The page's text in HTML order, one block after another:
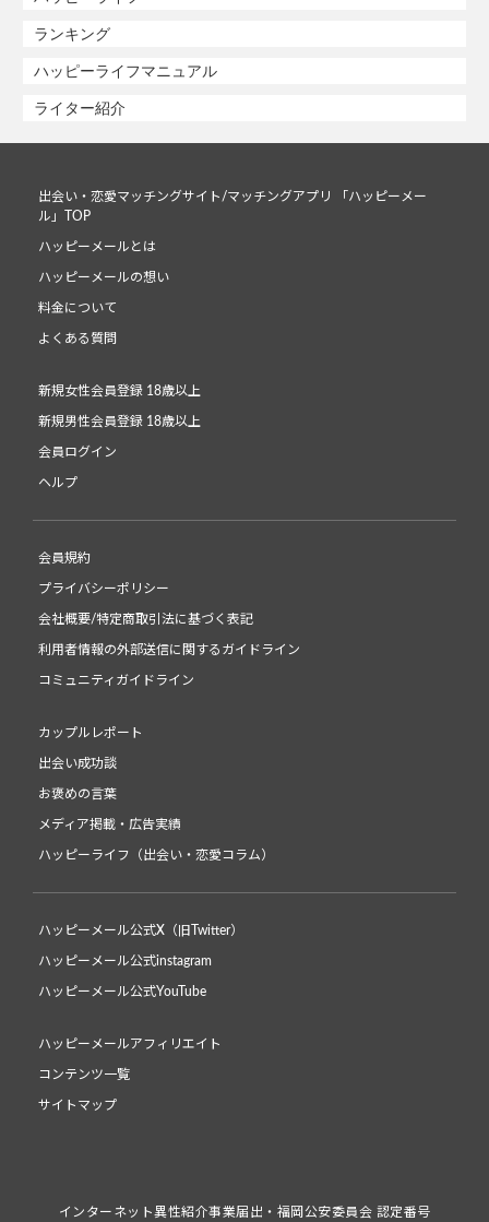
ランキング
ハッピーライフマニュアル
ライター紹介
出会い・恋愛マッチングサイト/マッチングアプリ 「ハッピーメー
ル」TOP
ハッピーメールとは
ハッピーメールの想い
料金について
よくある質問
新規女性会員登録 18歳以上
新規男性会員登録 18歳以上
会員ログイン
ヘルプ
会員規約
プライバシーポリシー
会社概要/特定商取引法に基づく表記
利用者情報の外部送信に関するガイドライン
コミュニティガイドライン
カップルレポート
出会い成功談
お褒めの言葉
メディア掲載・広告実績
ハッピーライフ（出会い・恋愛コラム）
ハッピーメール公式X（旧Twitter）
ハッピーメール公式instagram
ハッピーメール公式YouTube
ハッピーメールアフィリエイト
コンテンツ一覧
サイトマップ
インターネット異性紹介事業届出・福岡公安委員会 認定番号